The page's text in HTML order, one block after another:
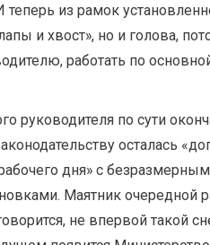
теперь из рамок
и хвост», но и голова,
работать по
руководителя по сути
осталась
дня» с
Маятник очередной
не впервой такой